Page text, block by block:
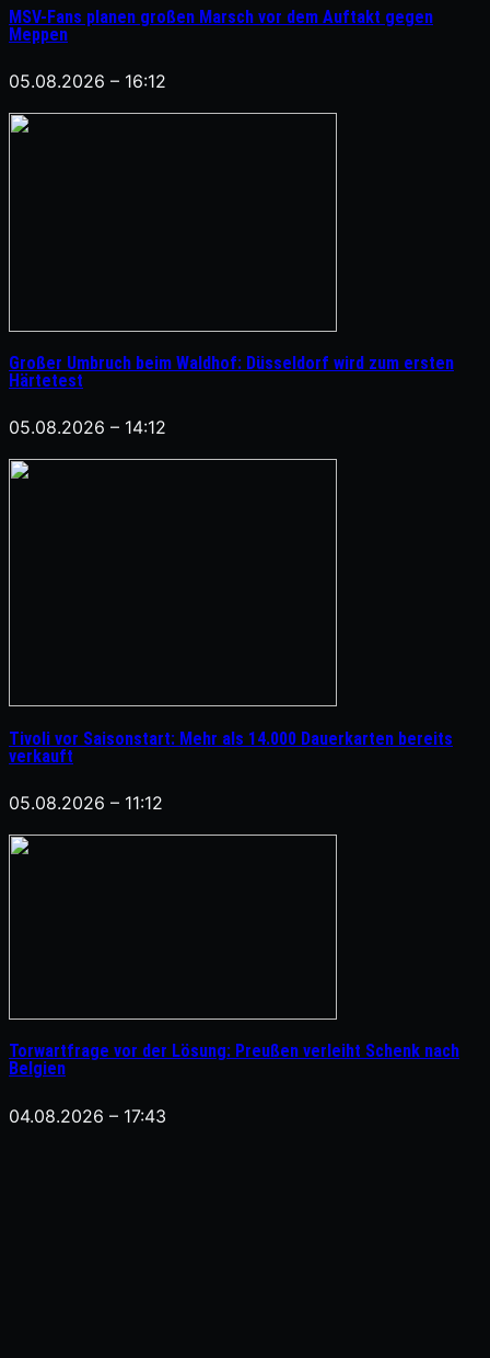
MSV-Fans planen großen Marsch vor dem Auftakt gegen
Meppen
05.08.2026 – 16:12
Großer Umbruch beim Waldhof: Düsseldorf wird zum ersten
Härtetest
05.08.2026 – 14:12
Tivoli vor Saisonstart: Mehr als 14.000 Dauerkarten bereits
verkauft
05.08.2026 – 11:12
Torwartfrage vor der Lösung: Preußen verleiht Schenk nach
Belgien
04.08.2026 – 17:43